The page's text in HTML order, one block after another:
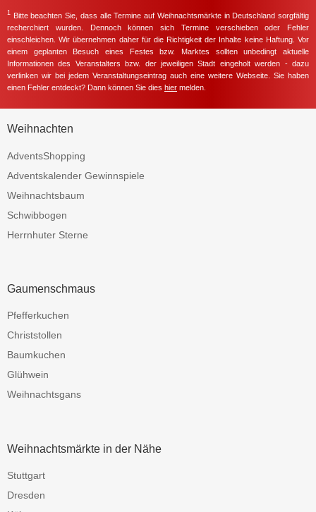
1 Bitte beachten Sie, dass alle Termine auf Weihnachtsmärkte in Deutschland sorgfältig
recherchiert wurden. Dennoch können sich Termine verschieben oder Fehler
einschleichen. Wir übernehmen daher für die Richtigkeit der Inhalte keine Haftung. Vor
einem geplanten Besuch eines Festes bzw. Marktes sollten unbedingt aktuelle
Informationen des Veranstalters bzw. der jeweiligen Stadt eingeholt werden - dazu
verlinken wir bei jedem Veranstaltungseintrag auch eine weitere Webseite. Sie haben
einen Fehler entdeckt? Dann können Sie dies hier melden.
Weihnachten
AdventsShopping
Adventskalender Gewinnspiele
Weihnachtsbaum
Schwibbogen
Herrnhuter Sterne
Gaumenschmaus
Pfefferkuchen
Christstollen
Baumkuchen
Glühwein
Weihnachtsgans
Weihnachtsmärkte in der Nähe
Stuttgart
Dresden